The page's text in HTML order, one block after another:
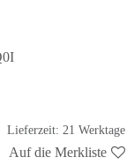
Lieferzeit: 21 Werktage
Auf die Merkliste